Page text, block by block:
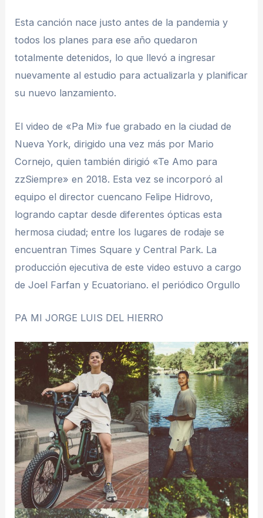
Esta canción nace justo antes de la pandemia y
todos los planes para ese año quedaron
totalmente detenidos, lo que llevó a ingresar
nuevamente al estudio para actualizarla y planificar
su nuevo lanzamiento.
El video de «Pa Mi» fue grabado en la ciudad de
Nueva York, dirigido una vez más por Mario
Cornejo, quien también dirigió «Te Amo para
zzSiempre» en 2018. Esta vez se incorporó al
equipo el director cuencano Felipe Hidrovo,
logrando captar desde diferentes ópticas esta
hermosa ciudad; entre los lugares de rodaje se
encuentran Times Square y Central Park. La
producción ejecutiva de este video estuvo a cargo
de Joel Farfan y Ecuatoriano. el periódico Orgullo
PA MI JORGE LUIS DEL HIERRO